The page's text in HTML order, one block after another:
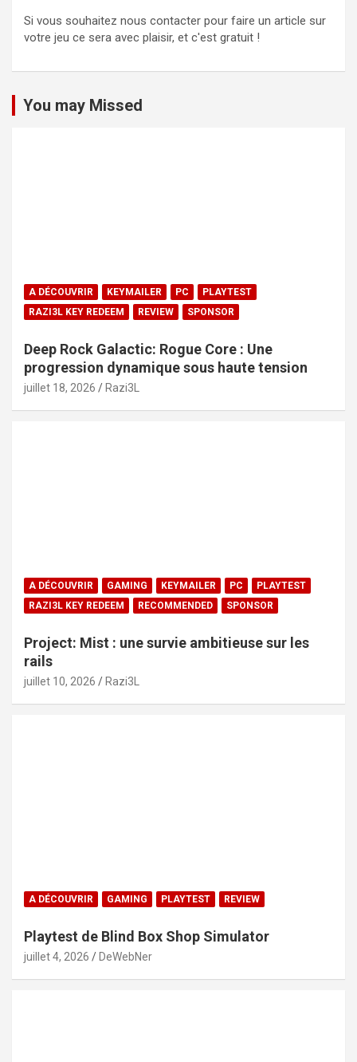
Si vous souhaitez nous contacter pour faire un article sur
votre jeu ce sera avec plaisir, et c'est gratuit !
You may Missed
A DÉCOUVRIR KEYMAILER PC
PLAYTEST
RAZI3L KEY REDEEM
REVIEW SPONSOR
Deep Rock Galactic: Rogue Core : Une
progression dynamique sous haute tension
juillet 18, 2026 Razi3L
A DÉCOUVRIR GAMING KEYMAILER PC
PLAYTEST
RAZI3L KEY REDEEM
RECOMMENDED SPONSOR
Project: Mist : une survie ambitieuse sur les
rails
juillet 10, 2026 Razi3L
A DÉCOUVRIR GAMING PLAYTEST REVIEW
Playtest de Blind Box Shop Simulator
juillet 4, 2026 DeWebNer